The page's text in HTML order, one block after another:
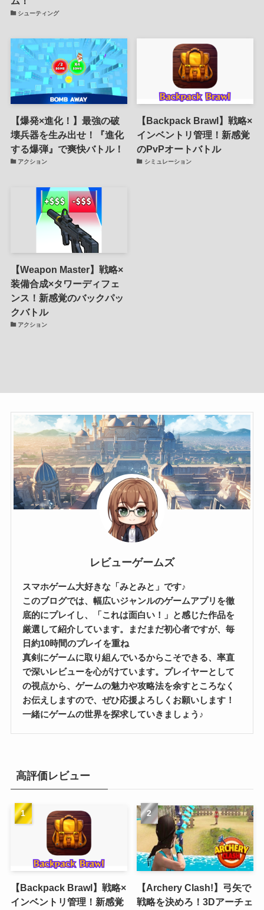
シューティング
【爆発×進化！】最強の破
壊兵器を生み出せ！『進化
する爆弾』で爽快バトル！
アクション
【Backpack Brawl】戦略×
インベントリ管理！新感覚
のPvPオートバトル
シミュレーション
【Weapon Master】戦略×
装備合成×タワーディフェ
ンス！新感覚のバックパッ
クバトル
アクション
レビューゲームズ
スマホゲーム大好きな「みとみと」です♪
このブログでは、幅広いジャンルのゲームアプリを徹
底的にプレイし、「これは面白い！」と感じた作品を
厳選して紹介しています。まだまだ初心者ですが、毎
日約10時間のプレイを重ね
真剣にゲームに取り組んでいるからこそできる、率直
で深いレビューを心がけています。プレイヤーとして
の視点から、ゲームの魅力や攻略法を余すところなく
お伝えしますので、ぜひ応援よろしくお願いします！
一緒にゲームの世界を探求していきましょう♪
高評価レビュー
【Backpack Brawl】戦略×
インベントリ管理！新感覚
【Archery Clash!】弓矢で
戦略を決めろ！3Dアーチェ